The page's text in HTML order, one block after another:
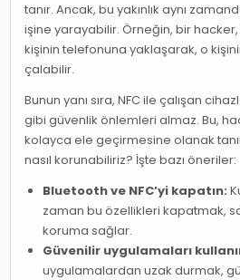
tanır. Ancak, bu yakınlık aynı
işine yarayabilir. Örneğin, bir
kişinin telefonuna yaklaşarak, o
çalabilir.
Bunun yanı sıra, NFC ile çalışan
gibi güvenlik önlemleri almaz. Bu,
kolayca ele geçirmesine olanak
nasıl korunabiliriz? İşte bazı öneriler:
Bluetooth ve NFC’yi kapatın:
zaman bu özellikleri kapatmak,
koruma sağlar.
Güvenilir uygulamaları
uygulamalardan uzak durmak,